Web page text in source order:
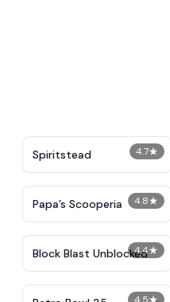
4.7★
Spiritstead
4.8★
​Papa’s Scooperia
4.4★
Block Blast Unblocked